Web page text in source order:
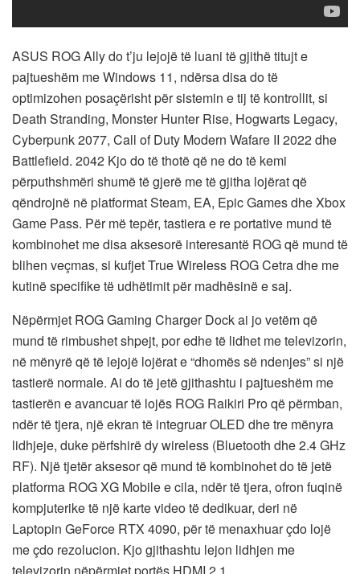
ASUS ROG Ally do t’ju lejojë të luani të gjithë titujt e
pajtueshëm me Windows 11, ndërsa disa do të
optimizohen posaçërisht për sistemin e tij të kontrollit, si
Death Stranding, Monster Hunter Rise, Hogwarts Legacy,
Cyberpunk 2077, Call of Duty Modern Wafare II 2022 dhe
Battlefield. 2042 Kjo do të thotë që ne do të kemi
përputhshmëri shumë të gjerë me të gjitha lojërat që
qëndrojnë në platformat Steam, EA, Epic Games dhe Xbox
Game Pass. Për më tepër, tastiera e re portative mund të
kombinohet me disa aksesorë interesantë ROG që mund të
blihen veçmas, si kufjet True Wireless ROG Cetra dhe me
kutinë specifike të udhëtimit për madhësinë e saj.
Nëpërmjet ROG Gaming Charger Dock ai jo vetëm që
mund të rimbushet shpejt, por edhe të lidhet me televizorin,
në mënyrë që të lejojë lojërat e “dhomës së ndenjes” si një
tastierë normale. Ai do të jetë gjithashtu i pajtueshëm me
tastierën e avancuar të lojës ROG Raikiri Pro që përmban,
ndër të tjera, një ekran të integruar OLED dhe tre mënyra
lidhjeje, duke përfshirë dy wireless (Bluetooth dhe 2.4 GHz
RF). Një tjetër aksesor që mund të kombinohet do të jetë
platforma ROG XG Mobile e cila, ndër të tjera, ofron fuqinë
kompjuterike të një karte video të dedikuar, deri në
Laptopin GeForce RTX 4090, për të menaxhuar çdo lojë
me çdo rezolucion. Kjo gjithashtu lejon lidhjen me